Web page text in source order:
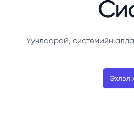
Уучлаарай, системийн
Эхлэл